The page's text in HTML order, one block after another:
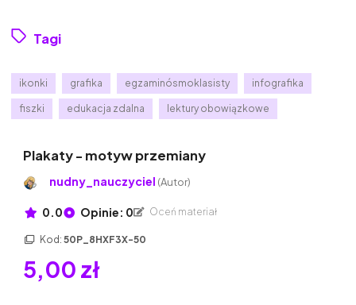
Tagi
ikonki grafika egzaminósmoklasisty infografika
fiszki edukacja zdalna lektury obowiązkowe
Plakaty - motyw przemiany
nudny_nauczyciel (Autor)
0.0 Opinie: 0 Oceń materiał
Kod: 50P_8HXF3X-50
5,00 zł